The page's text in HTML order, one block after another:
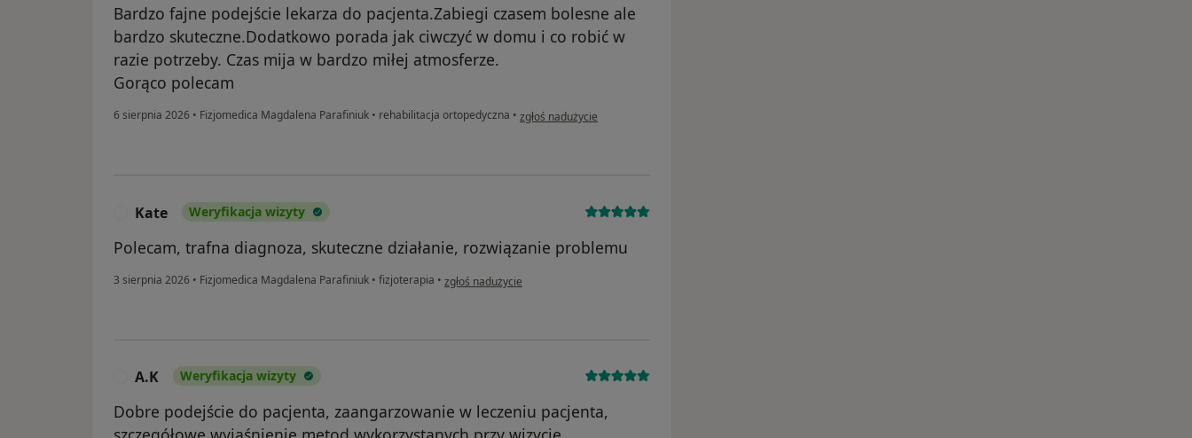
Bardzo fajne podejście lekarza do pacjenta.Zabiegi czasem bolesne ale
bardzo skuteczne.Dodatkowo porada jak ciwczyć w domu i co robić w
razie potrzeby. Czas mija w bardzo miłej atmosferze.
Gorąco polecam
6 sierpnia 2026 • Fizjomedica Magdalena Parafiniuk • rehabilitacja ortopedyczna • w opinii użytkownika Aneta pacjent
zgłoś nadużycie
Kate Weryfikacja wizyty
Polecam, trafna diagnoza, skuteczne działanie, rozwiązanie problemu
3 sierpnia 2026 • Fizjomedica Magdalena Parafiniuk • fizjoterapia • w opinii użytkownika Kate
zgłoś nadużycie
A.K Weryfikacja wizyty
Dobre podejście do pacjenta, zaangarzowanie w leczeniu pacjenta,